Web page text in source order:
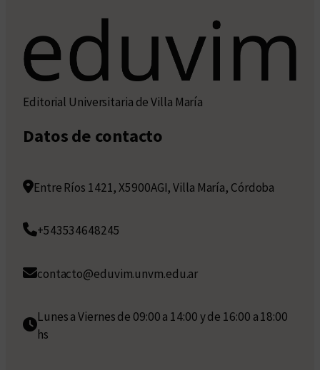
Editorial Universitaria de Villa María
Datos de contacto
Entre Ríos 1421, X5900AGI, Villa María, Córdoba
+543534648245
contacto@eduvim.unvm.edu.ar
Lunes a Viernes de 09:00 a 14:00 y de 16:00 a 18:00
hs